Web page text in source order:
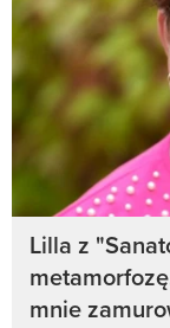
Lilla z
mnie